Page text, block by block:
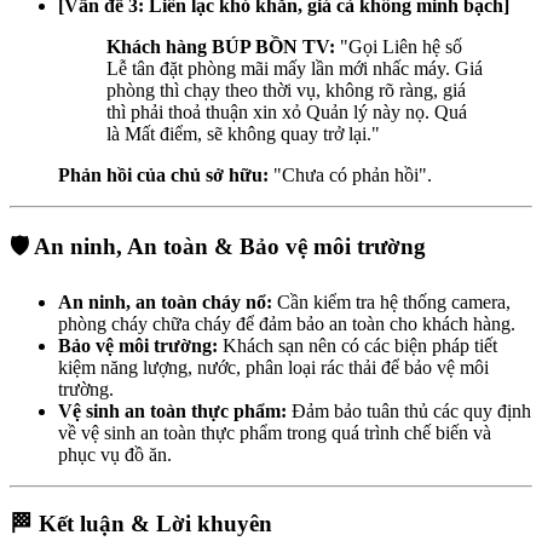
[Vấn đề 3: Liên lạc khó khăn, giá cả không minh bạch]
Khách hàng BÚP BỒN TV: "Gọi Liên hệ số
Lễ tân đặt phòng mãi mấy lần mới nhấc máy. Giá
phòng thì chạy theo thời vụ, không rõ ràng, giá
thì phải thoả thuận xin xỏ Quản lý này nọ. Quá
là Mất điểm, sẽ không quay trở lại."
Phản hồi của chủ sở hữu: "Chưa có phản hồi".
🛡️ An ninh, An toàn & Bảo vệ môi trường
An ninh, an toàn cháy nổ: Cần kiểm tra hệ thống camera,
phòng cháy chữa cháy để đảm bảo an toàn cho khách hàng.
Bảo vệ môi trường: Khách sạn nên có các biện pháp tiết
kiệm năng lượng, nước, phân loại rác thải để bảo vệ môi
trường.
Vệ sinh an toàn thực phẩm: Đảm bảo tuân thủ các quy định
về vệ sinh an toàn thực phẩm trong quá trình chế biến và
phục vụ đồ ăn.
🏁 Kết luận & Lời khuyên